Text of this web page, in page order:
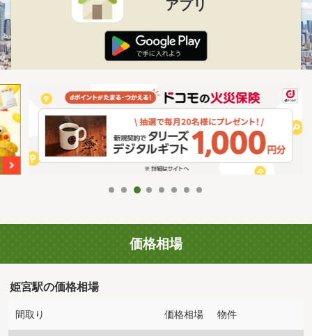
アプリ
価格相場
姫宮駅の価格相場
間取り 価格相場 物件